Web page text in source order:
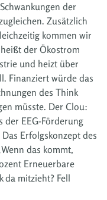
der
Zusätzlich
kommen wir
der Ökostrom
und heizt über
Finanziert würde das
des Think
müsste. Der Clou:
der EEG-Förderung
Erfolgskonzept des
das kommt,
Erneuerbare
da mitzieht? Fell